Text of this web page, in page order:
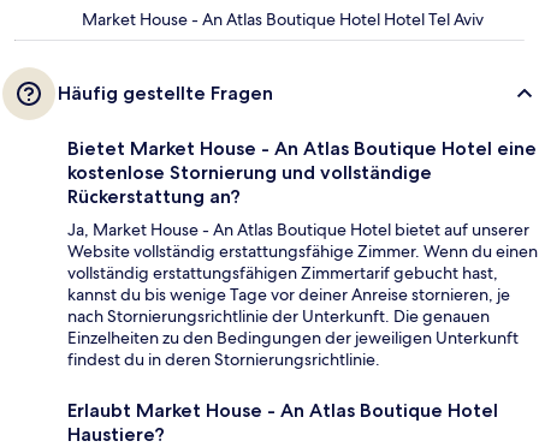
Market House - An Atlas Boutique Hotel Hotel Tel Aviv
Häufig gestellte Fragen
Bietet Market House - An Atlas Boutique Hotel eine
kostenlose Stornierung und vollständige
Rückerstattung an?
Ja, Market House - An Atlas Boutique Hotel bietet auf unserer
Website vollständig erstattungsfähige Zimmer. Wenn du einen
vollständig erstattungsfähigen Zimmertarif gebucht hast,
kannst du bis wenige Tage vor deiner Anreise stornieren, je
nach Stornierungsrichtlinie der Unterkunft. Die genauen
Einzelheiten zu den Bedingungen der jeweiligen Unterkunft
findest du in deren Stornierungsrichtlinie.
Erlaubt Market House - An Atlas Boutique Hotel
Haustiere?